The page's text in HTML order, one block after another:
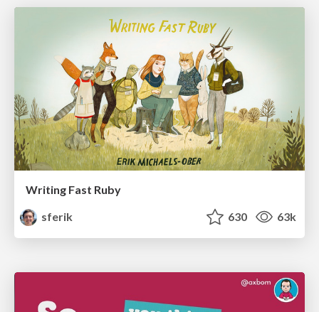
Writing Fast Ruby
sferik
630 63k